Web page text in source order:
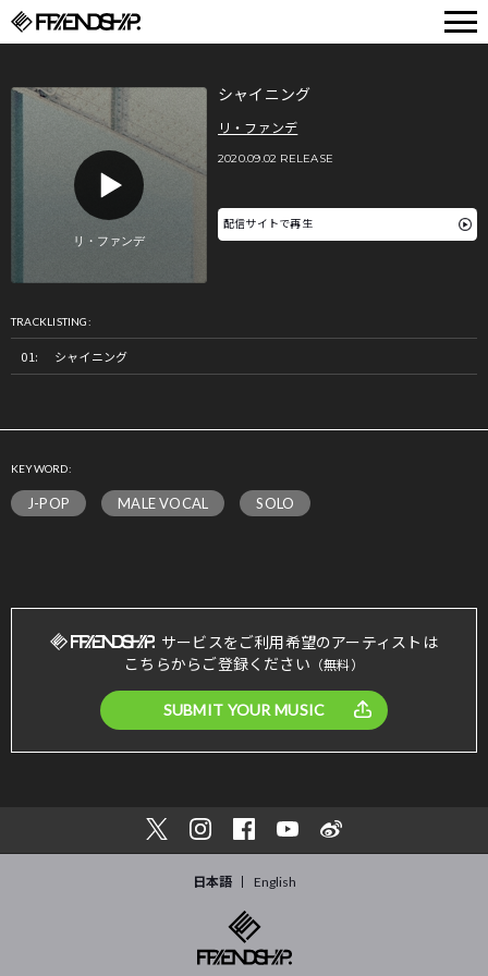
シャイニング
リ・ファンデ
2020.09.02 RELEASE
配信サイトで再生
TRACKLISTING:
シャイニング
KEYWORD:
J-POP MALE VOCAL SOLO
サービスをご利用希望のアーティストは
こちらからご登録ください （無料）
SUBMIT YOUR MUSIC
日本語 English